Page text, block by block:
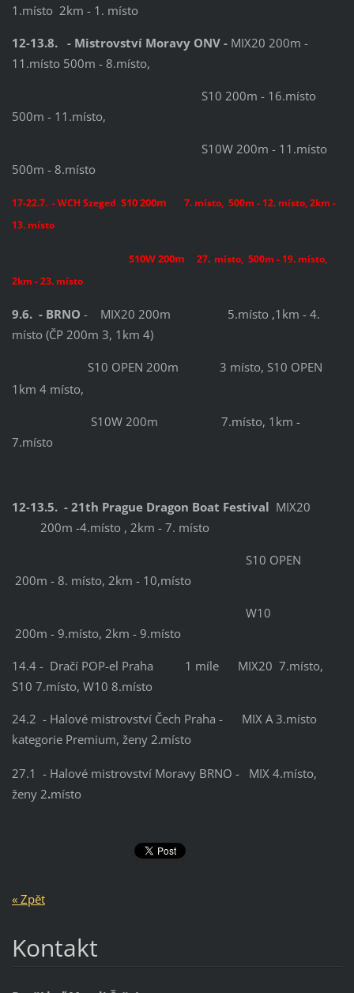
1.místo 2km - 1. místo
12-13.8. - Mistrovství Moravy ONV - MIX20 200m -
11.místo 500m - 8.místo,
S10 200m - 16.místo
500m - 11.místo,
S10W 200m - 11.místo
500m - 8.místo
17-22.7. - WCH Szeged S10 200m
7. místo, 500m - 12. místo, 2km -
13. místo
S10W 200m 27. místo, 500m - 19. místo,
2km - 23. místo
9.6. - BRNO - MIX20 200m 5.místo ,1km - 4.
místo (ČP 200m 3, 1km 4)
S10 OPEN 200m 3 místo, S10 OPEN
1km 4 místo,
S10W 200m 7.místo, 1km -
7.místo
12-13.5. - 21th Prague Dragon Boat Festival MIX20
200m -4.místo , 2km - 7. místo
S10 OPEN
200m - 8. místo, 2km - 10,místo
W10
200m - 9.místo, 2km - 9.místo
14.4 - Dračí POP-el Praha 1 míle MIX20 7.místo,
S10 7.místo, W10 8.místo
24.2 - Halové mistrovství Čech Praha - MIX A 3.místo
kategorie Premium, ženy 2.místo
27.1 - Halové mistrovství Moravy BRNO - MIX 4.místo,
ženy 2.místo
« Zpět
Kontakt